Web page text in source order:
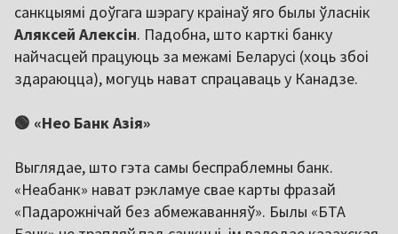
санкцыямі доўгага шэрагу краінаў яго былы ўласнік
Аляксей Алексін. Падобна, што карткі банку
найчасцей працуюць за межамі Беларусі (хоць збоі
здараюцца), могуць нават спрацаваць у Канадзе.
🟢 «Нео Банк Азія»
Выглядае, што гэта самы беспраблемны банк.
«Неабанк» нават рэкламуе свае карты фразай
«Падарожнічай без абмежаванняў». Былы «БТА